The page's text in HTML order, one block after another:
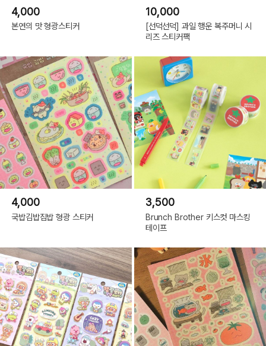
4,000
본연의 맛 형광스티커
10,000
[선덕선덕] 과일 행운 복주머니 시
리즈 스티커팩
4,000
국밥김밥집밥 형광 스티커
3,500
Brunch Brother 키스컷 마스킹
테이프